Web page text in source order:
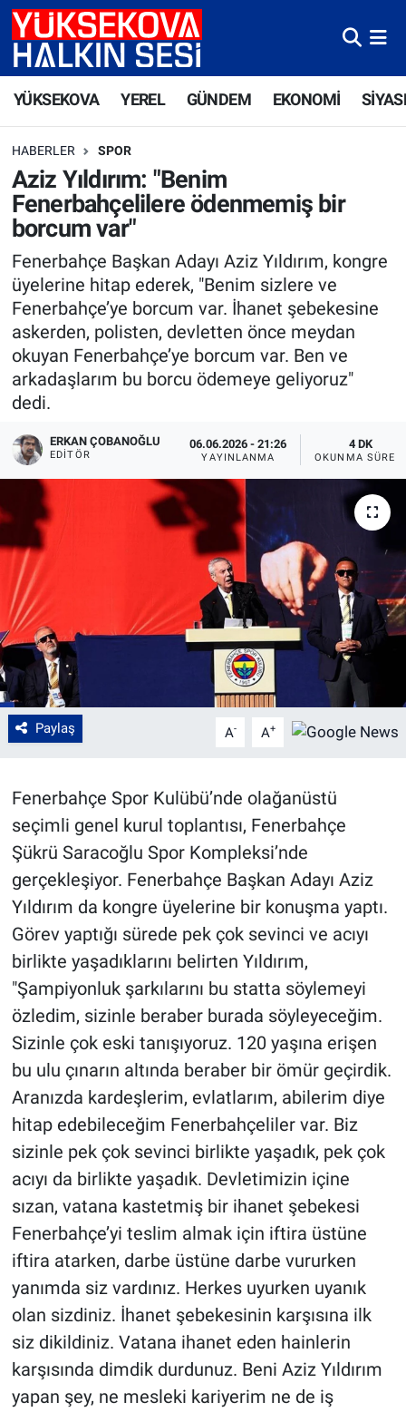
YÜKSEKOVA YEREL GÜNDEM EKONOMİ
HABERLER SPOR
Aziz Yıldırım: "Benim
Fenerbahçelilere ödenmemiş bir
borcum var"
Fenerbahçe Başkan Adayı Aziz Yıldırım, kongre
üyelerine hitap ederek, "Benim sizlere ve
Fenerbahçe’ye borcum var. İhanet şebekesine
askerden, polisten, devletten önce meydan
okuyan Fenerbahçe’ye borcum var. Ben ve
arkadaşlarım bu borcu ödemeye geliyoruz"
dedi.
ERKAN ÇOBANOĞLU
EDITÖR
06.06.2026 - 21:26
YAYINLANMA
4 DK
OKUNMA SÜRESI
Paylaş A- A+
Fenerbahçe Spor Kulübü’nde olağanüstü
seçimli genel kurul toplantısı, Fenerbahçe
Şükrü Saracoğlu Spor Kompleksi’nde
gerçekleşiyor. Fenerbahçe Başkan Adayı Aziz
Yıldırım da kongre üyelerine bir konuşma yaptı.
Görev yaptığı sürede pek çok sevinci ve acıyı
birlikte yaşadıklarını belirten Yıldırım,
"Şampiyonluk şarkılarını bu statta söylemeyi
özledim, sizinle beraber burada söyleyeceğim.
Sizinle çok eski tanışıyoruz. 120 yaşına erişen
bu ulu çınarın altında beraber bir ömür geçirdik.
Aranızda kardeşlerim, evlatlarım, abilerim diye
hitap edebileceğim Fenerbahçeliler var. Biz
sizinle pek çok sevinci birlikte yaşadık, pek çok
acıyı da birlikte yaşadık. Devletimizin içine
sızan, vatana kastetmiş bir ihanet şebekesi
Fenerbahçe’yi teslim almak için iftira üstüne
iftira atarken, darbe üstüne darbe vururken
yanımda siz vardınız. Herkes uyurken uyanık
olan sizdiniz. İhanet şebekesinin karşısına ilk
siz dikildiniz. Vatana ihanet eden hainlerin
karşısında dimdik durdunuz. Beni Aziz Yıldırım
yapan şey, ne mesleki kariyerim ne de iş
Yüksekova Nöbetçi Eczaneler
Yüksekova Trafik Yoğunluk Haritası
Süper Lig Puan Durumu ve Fikstür
Tüm Manşetler
Son Dakika Haberleri
Haber Arşivi